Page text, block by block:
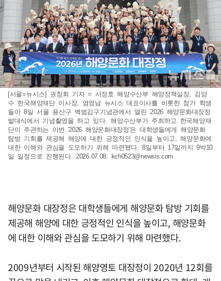
[서울=뉴시스] 권창회 기자 = 서정호 해양수산부 해양정책실장, 김양
수 한국해양재단 이사장, 염영남 뉴시스 대표이사를 비롯한 참가 학생
들이 8일 서울 용산구 백범김구기념관에서 열린 2026 해양문화대장정
발대식에서 기념촬영을 하고 있다. 해양수산부가 주최하고 한국해양재
단이 주관하는 이번 '2026 해양문화대장정'은 대학생들에게 해양문화
탐방 기회를 제공해 해양에 대한 긍정적인 인식을 높이고, 해양문화에
대한 이해와 관심을 도모하기 위해 마련됐다. 8일부터 17일까지 9박10
일 일정으로 진행된다. 2026.07.08.
kch0523@newsis.com
해양문화 대장정은 대학생들에게 해양문화 탐방 기회를
제공해 해양에 대한 긍정적인 인식을 높이고, 해양문화
에 대한 이해와 관심을 도모하기 위해 마련했다.
2009년부터 시작된 해양영토 대장정이 2020년 12회를